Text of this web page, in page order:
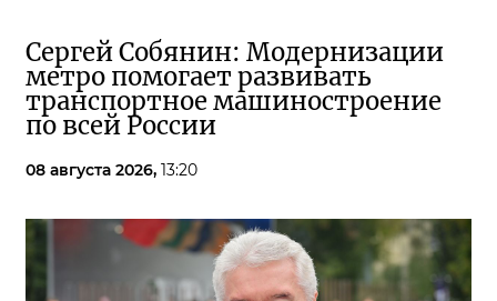
Сергей Собянин: Модернизации
метро помогает развивать
транспортное машиностроение
по всей России
08 августа 2026, 13:20